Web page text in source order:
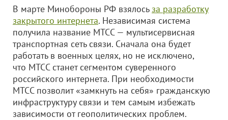
В марте Минобороны РФ взялосьза разработку
закрытого интернета. Независимая система
получила название МТСС — мультисервисная
транспортная сеть связи. Сначала она будет
работать в военных целях, но не исключено,
что МТСС станет сегментом суверенного
российского интернета. При необходимости
МТСС позволит «замкнуть на себя» гражданскую
инфраструктуру связи и тем самым избежать
зависимости от геополитических проблем.